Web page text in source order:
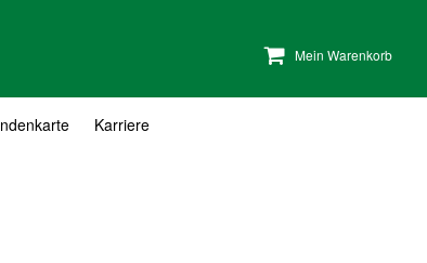
Mein Warenkorb
Karriere